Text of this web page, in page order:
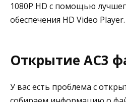
1080P HD с помощью
обеспечения HD Video Player.
Открытие AC3
У вас есть проблема с